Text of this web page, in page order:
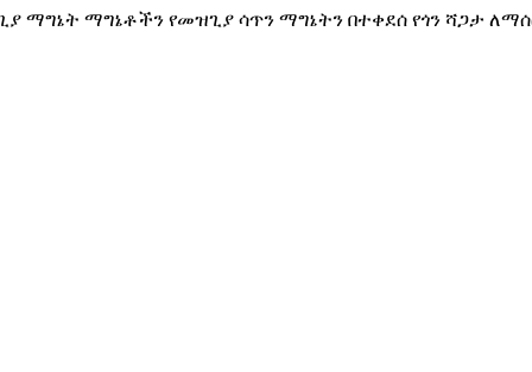
ማግኔት ማግኔቶችን የመዝጊያ ሳጥን ማግኔትን በተቀደሰ የጎን ሻጋታ